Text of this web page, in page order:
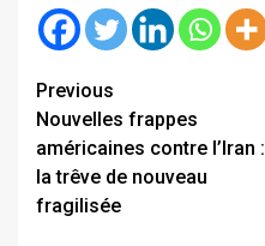
Continue
Reading
Previous
Nouvelles frappes
américaines contre l’Iran :
la trêve de nouveau
fragilisée